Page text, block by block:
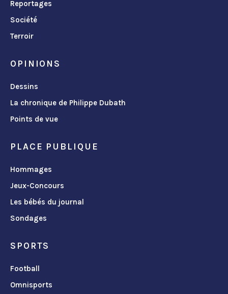
Reportages
Société
Terroir
OPINIONS
Dessins
La chronique de Philippe Dubath
Points de vue
PLACE PUBLIQUE
Hommages
Jeux-Concours
Les bébés du journal
Sondages
SPORTS
Football
Omnisports